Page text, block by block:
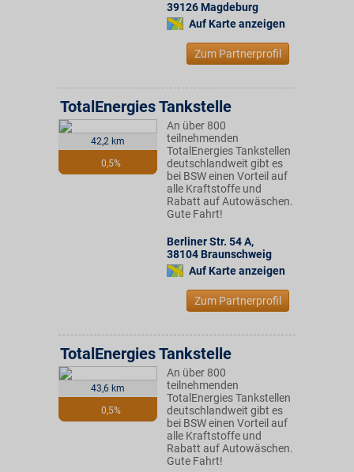
39126 Magdeburg
Auf Karte anzeigen
Zum Partnerprofil
42,2 km
0,5%
TotalEnergies Tankstelle
An über 800
teilnehmenden
TotalEnergies Tankstellen
deutschlandweit gibt es
bei BSW einen Vorteil auf
alle Kraftstoffe und
Rabatt auf Autowäschen.
Gute Fahrt!
Berliner Str. 54 A,
38104 Braunschweig
Auf Karte anzeigen
Zum Partnerprofil
43,6 km
0,5%
TotalEnergies Tankstelle
An über 800
teilnehmenden
TotalEnergies Tankstellen
deutschlandweit gibt es
bei BSW einen Vorteil auf
alle Kraftstoffe und
Rabatt auf Autowäschen.
Gute Fahrt!